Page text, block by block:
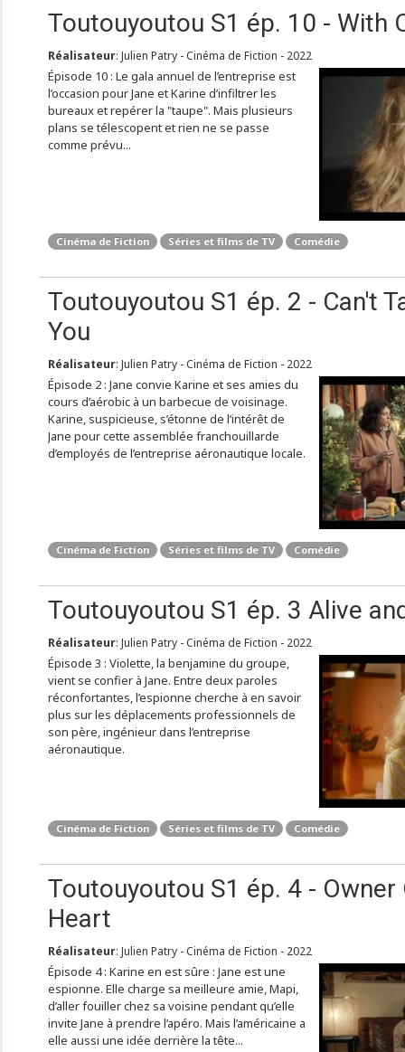
Toutouyoutou S1 ép. 10 - With
Réalisateur: Julien Patry - Cinéma de Fiction - 2022
Épisode 10 : Le gala annuel de l’entreprise est
l’occasion pour Jane et Karine d’infiltrer les
bureaux et repérer la "taupe". Mais plusieurs
plans se télescopent et rien ne se passe
comme prévu...
Cinéma de Fiction Séries et films de TV Comédie
Toutouyoutou S1 ép. 2 - Can't
You
Réalisateur: Julien Patry - Cinéma de Fiction - 2022
Épisode 2 : Jane convie Karine et ses amies du
cours d’aérobic à un barbecue de voisinage.
Karine, suspicieuse, s’étonne de l’intérêt de
Jane pour cette assemblée franchouillarde
d’employés de l’entreprise aéronautique locale.
Cinéma de Fiction Séries et films de TV Comédie
Toutouyoutou S1 ép. 3 Alive
Réalisateur: Julien Patry - Cinéma de Fiction - 2022
Épisode 3 : Violette, la benjamine du groupe,
vient se confier à Jane. Entre deux paroles
réconfortantes, l’espionne cherche à en savoir
plus sur les déplacements professionnels de
son père, ingénieur dans l’entreprise
aéronautique.
Cinéma de Fiction Séries et films de TV Comédie
Toutouyoutou S1 ép. 4 - Owner
Heart
Réalisateur: Julien Patry - Cinéma de Fiction - 2022
Épisode 4 : Karine en est sûre : Jane est une
espionne. Elle charge sa meilleure amie, Mapi,
d’aller fouiller chez sa voisine pendant qu’elle
invite Jane à prendre l’apéro. Mais l’américaine a
elle aussi une idée derrière la tête...